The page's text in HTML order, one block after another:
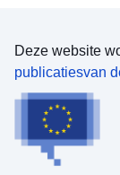
Deze website
publicatiesvan